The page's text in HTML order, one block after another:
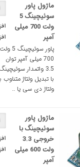
ماژول پاور
سوئیچینگ 5
ولت 700 میلی
آمپر
پاور سوئیچینگ 5 ولت
700 میلی آمپر توان
3.5 واتمدار
با تبدیل ولتاژ متناوب
ولتاژ دی سی یا ..
ماژول پاور
سوئیچینگ با
خروجی 3.3
ولت 600 میلی
آمپر